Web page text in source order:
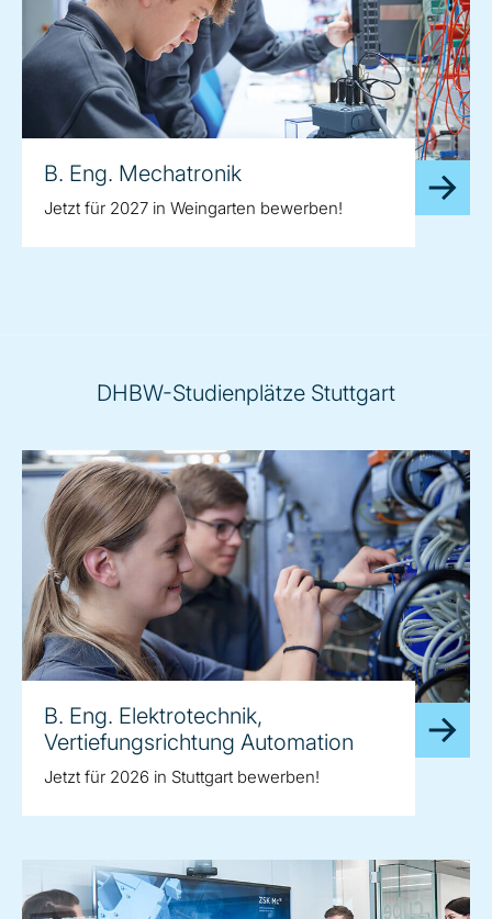
B. Eng. Mechatronik
Jetzt für 2027 in Weingarten bewerben!
DHBW-Studienplätze Stuttgart
B. Eng. Elektrotechnik,
Vertiefungsrichtung Automation
Jetzt für 2026 in Stuttgart bewerben!